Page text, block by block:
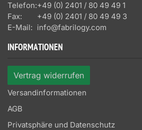
Telefon:+49 (0) 2401 / 80 49 49 1
Fax:
+49 (0) 2401 / 80 49 49 3
E-Mail: info@fabrilogy.com
INFORMATIONEN
Vertrag widerrufen
Versandinformationen
AGB
Privatsphäre und Datenschutz